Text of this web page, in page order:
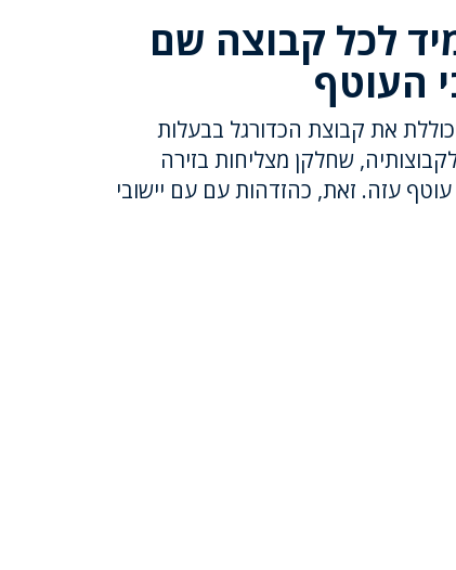
לכל קבוצה שם
העוטף
את קבוצת הכדורגל בבעלות
שחלקן מצליחות בזירה
עזה. זאת, כהזדהות עם עם יישובי